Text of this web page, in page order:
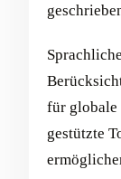
für globale
gestützte